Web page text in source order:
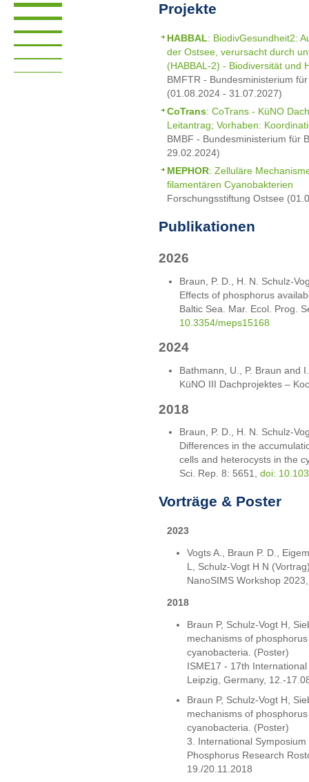
Projekte
HABBAL: BiodivGesundheit2:
der Ostsee, verursacht durch
(HABBAL-2) - Biodiversität und
BMFTR - Bundesministerium
(01.08.2024 - 31.07.2027)
CoTrans: CoTrans - KüNO
Leitantrag; Vorhaben:
BMBF - Bundesministerium für
29.02.2024)
MEPHOR: Zelluläre
filamentären Cyanobakterien
Forschungsstiftung Ostsee
Publikationen
2026
Braun, P. D., H. N. Schulz-
Effects of phosphorus
Baltic Sea. Mar. Ecol. Prog.
10.3354/meps15168
2024
Bathmann, U., P. Braun and
KüNO III Dachprojektes –
2018
Braun, P. D., H. N. Schulz-
Differences in the
cells and heterocysts in the
Sci. Rep. 8: 5651, doi:
Vorträge & Poster
2023
Vogts A., Braun P. D.,
L, Schulz-Vogt H N
NanoSIMS Workshop
2018
Braun P, Schulz-Vogt H,
mechanisms of
cyanobacteria. (Poster)
ISME17 - 17th
Leipzig, Germany, 12.-
Braun P, Schulz-Vogt H,
mechanisms of
cyanobacteria. (Poster)
3. International
Phosphorus Research
19./20.11.2018